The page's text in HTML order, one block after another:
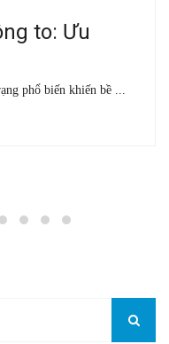
to: Ưu
phổ biến khiến bề ...